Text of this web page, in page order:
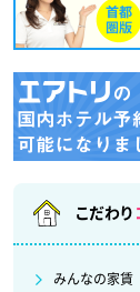
こだわり
みんなの家賃